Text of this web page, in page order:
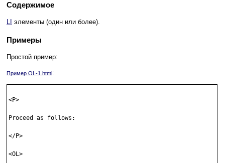
Содержимое
LI элементы (один или более).
Примеры
Простой пример:
Пример OL-1.html:
<P>
Proceed as follows:
</P>
<OL>